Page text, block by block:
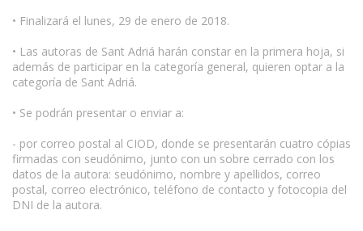
• Finalizará el lunes, 29 de enero de 2018.
• Las autoras de Sant Adriá harán constar en la primera hoja, si
además de participar en la categoría general, quieren optar a la
categoría de Sant Adriá.
• Se podrán presentar o enviar a:
- por correo postal al CIOD, donde se presentarán cuatro cópias
firmadas con seudónimo, junto con un sobre cerrado con los
datos de la autora: seudónimo, nombre y apellidos, correo
postal, correo electrónico, teléfono de contacto y fotocopia del
DNI de la autora.